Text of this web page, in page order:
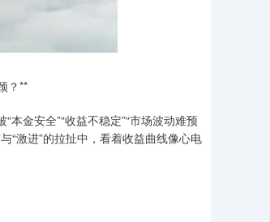
？**
金安全”“收益不稳定”“市场波动难预
“激进”的拉扯中，看着收益曲线像心电